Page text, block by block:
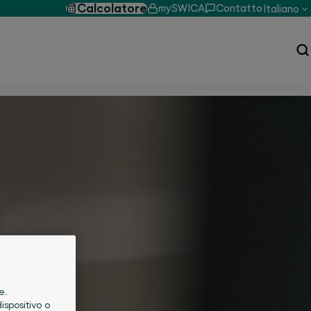
Calcolatore mySWICA ContattoItaliano
o